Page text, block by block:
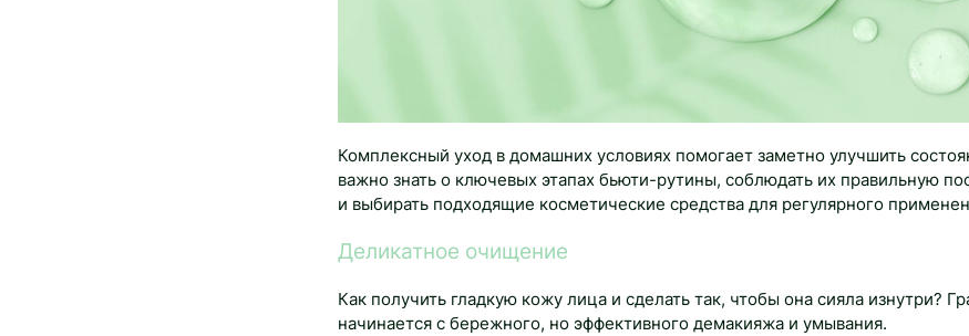
Комплексный уход в домашних условиях помогает заметно улучшить
важно знать о ключевых этапах бьюти-рутины, соблюдать их правильную
и выбирать подходящие косметические средства для регулярного
Деликатное очищение
Как получить гладкую кожу лица и сделать так, чтобы она сияла изнутри?
начинается с бережного, но эффективного демакияжа и умывания.